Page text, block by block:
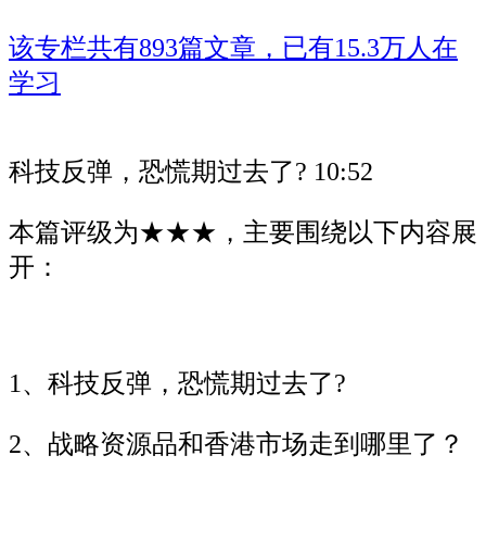
该专栏共有893篇文章，已有15.3万人在
学习
科技反弹，恐慌期过去了? 10:52
本篇评级为★★★，主要围绕以下内容展
开：
1、科技反弹，恐慌期过去了?
2、战略资源品和香港市场走到哪里了？